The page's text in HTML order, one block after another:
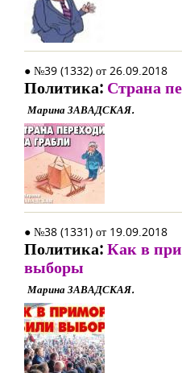
● №39 (1332) от 26.09.2018
Политика: Страна
Марина ЗАВАДСКАЯ.
● №38 (1331) от 19.09.2018
Политика:Как в
выборы
Марина ЗАВАДСКАЯ.